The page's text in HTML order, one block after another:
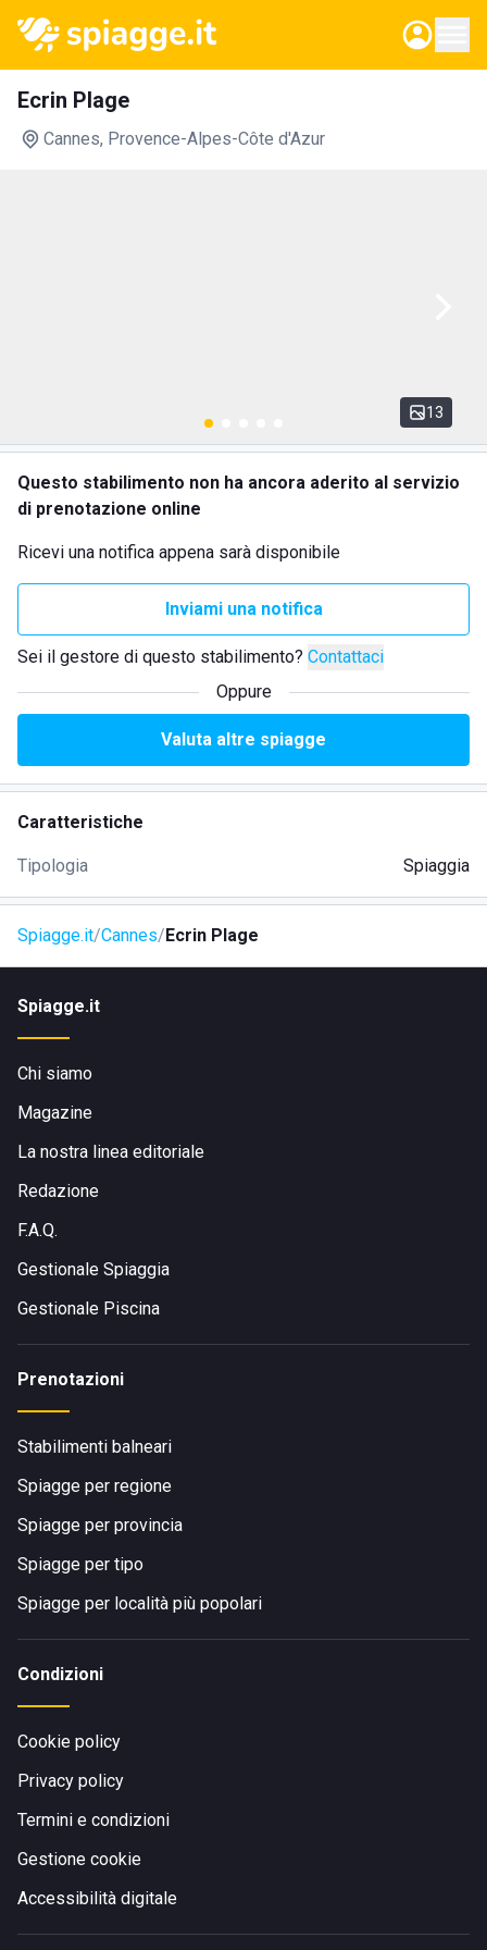
Ecrin Plage
Cannes, Provence-Alpes-Côte d'Azur
13
Questo stabilimento non ha ancora aderito al servizio
di prenotazione online
Ricevi una notifica appena sarà disponibile
Inviami una notifica
Sei il gestore di questo stabilimento? Contattaci
Oppure
Valuta altre spiagge
Caratteristiche
Tipologia Spiaggia
Spiagge.it Cannes Ecrin Plage
Spiagge.it
Chi siamo
Magazine
La nostra linea editoriale
Redazione
F.A.Q.
Gestionale Spiaggia
Gestionale Piscina
Prenotazioni
Stabilimenti balneari
Spiagge per regione
Spiagge per provincia
Spiagge per tipo
Spiagge per località più popolari
Condizioni
Cookie policy
Privacy policy
Termini e condizioni
Gestione cookie
Accessibilità digitale